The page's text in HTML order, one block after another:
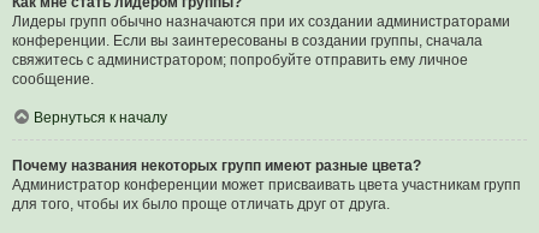
Лидеры групп обычно назначаются при их создании администраторами
конференции. Если вы заинтересованы в создании группы, сначала
свяжитесь с администратором; попробуйте отправить ему личное
сообщение.
Вернуться к началу
Почему названия некоторых групп имеют разные цвета?
Администратор конференции может присваивать цвета участникам групп
для того, чтобы их было проще отличать друг от друга.